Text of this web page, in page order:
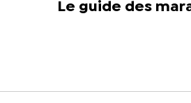
Le guide des